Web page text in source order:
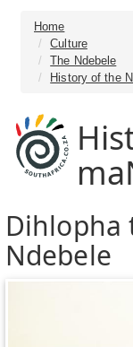
Home
Culture
The Ndebele
History of the
Dihlopha
Ndebele